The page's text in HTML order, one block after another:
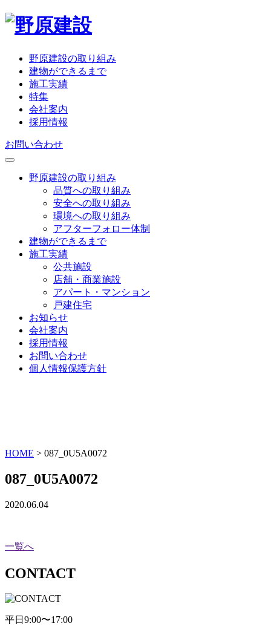
野原建設の取り組み
建物ができるまで
施工実績
特集
会社案内
採用情報
お問い合わせ
野原建設の取り組み
品質への取り組み
安全への取り組み
環境への取り組み
アフターフォロー体制
建物ができるまで
施工実績
公共施設
店舗・商業施設
アパート・マンション
戸建住宅
お知らせ
会社案内
採用情報
お問い合わせ
個人情報保護方針
HOME > 087_0U5A0072
087_0U5A0072
2020.06.04
一覧へ
CONTACT
平日9:00〜17:00